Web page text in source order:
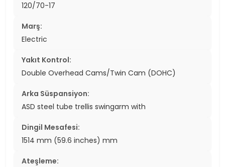
120/70-17
Marş:
Electric
Yakıt Kontrol:
Double Overhead Cams/Twin Cam (DOHC)
Arka Süspansiyon:
ASD steel tube trellis swingarm with
Dingil Mesafesi:
1514 mm (59.6 inches) mm
Ateşleme: